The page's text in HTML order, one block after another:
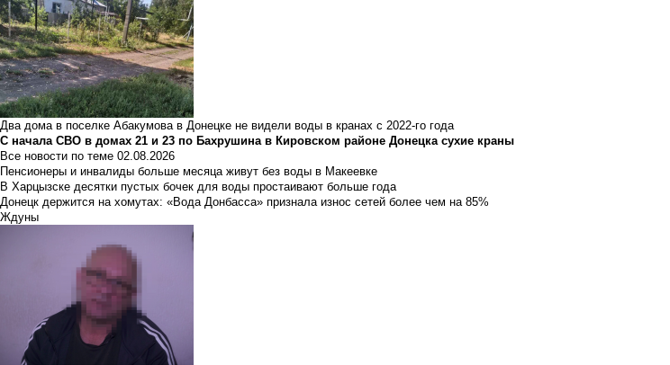
Два дома в поселке Абакумова в Донецке не видели воды в кранах с 2022-го года
С начала СВО в домах 21 и 23 по Бахрушина в Кировском районе Донецка сухие краны
Все новости по теме 02.08.2026
Пенсионеры и инвалиды больше месяца живут без воды в Макеевке
В Харцызске десятки пустых бочек для воды простаивают больше года
Донецк держится на хомутах: «Вода Донбасса» признала износ сетей более чем на 85%
Ждуны